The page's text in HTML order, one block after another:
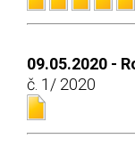
09.05.2020 -
č. 1/ 2020